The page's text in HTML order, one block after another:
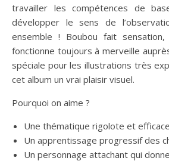
travailler les compétences de
développer le sens de
ensemble ! Boubou fait
fonctionne toujours à merveille
spéciale pour les illustrations très
cet album un vrai plaisir visuel.
Pourquoi on aime ?
Une thématique rigolote et
Un apprentissage progressif des
Un personnage attachant qui